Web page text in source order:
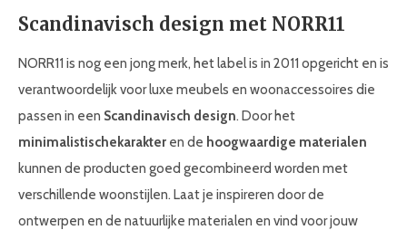
Scandinavisch design met NORR11
NORR11 is nog een jong merk, het label is in 2011 opgericht en is
verantwoordelijk voor luxe meubels en woonaccessoires die
passen in een Scandinavisch design. Door het
minimalistische karakter en de hoogwaardige materialen
kunnen de producten goed gecombineerd worden met
verschillende woonstijlen. Laat je inspireren door de
ontwerpen en de natuurlijke materialen en vind voor jouw